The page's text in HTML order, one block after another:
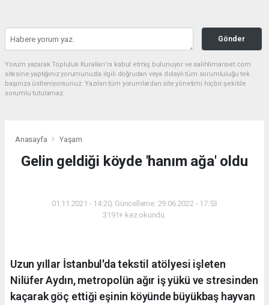
Gönder
Yorum yazarak Topluluk Kuralları’nı kabul etmiş bulunuyor ve salihlimanset.com
sitesine yaptığınız yorumunuzla ilgili doğrudan veya dolaylı tüm sorumluluğu tek
başınıza üstleniyorsunuz. Yazılan tüm yorumlardan site yönetimi hiçbir şekilde
sorumlu tutulamaz.
Anasayfa Yaşam
Gelin geldiği köyde 'hanım ağa' oldu
01.11.2021 - 14:20, Güncelleme: 29.06.2022 - 17:53
3191+ kez okundu.
Uzun yıllar İstanbul'da tekstil atölyesi işleten
Nilüfer Aydın, metropolün ağır iş yükü ve stresinden
kaçarak göç ettiği eşinin köyünde büyükbaş hayvan